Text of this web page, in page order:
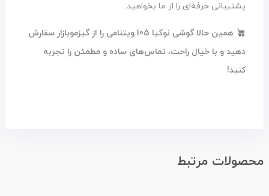
پشتیبانی حرفه‌ای را از ما بخواهید.
همین حالا گوشی نوکیا 105 ویتنامی را از گیزموبازار سفارش
دهید و با خیال راحت، تماس‌های ساده و مطمئن را تجربه
کنید!
محصولات مرتبط